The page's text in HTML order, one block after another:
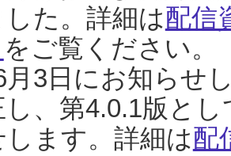
た。詳細は配信
をご覧ください。
月3日にお知らせ
し、第4.0.1版と
ます。詳細は配